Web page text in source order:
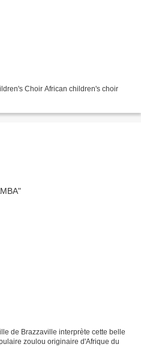
Choir African children's choir
de Brazzaville interprète cette belle
zoulou originaire d'Afrique du